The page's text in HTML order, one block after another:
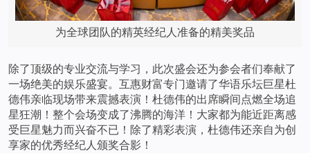
为全球团队的精英经纪人准备的精美奖品
除了顶级的专业交流与学习，此次盛会还为参会者们奉献了
一场绝美的娱乐盛宴。互惠财富专门邀请了华语乐坛巨星杜
德伟亲临现场带来震撼表演！杜德伟的出席瞬间点燃全场追
星狂潮！整个会场变成了沸腾的海洋！大家都为能近距离感
受巨星魅力而兴奋不已！除了精彩表演，杜德伟还亲自为创
享家的优秀经纪人颁奖合影！